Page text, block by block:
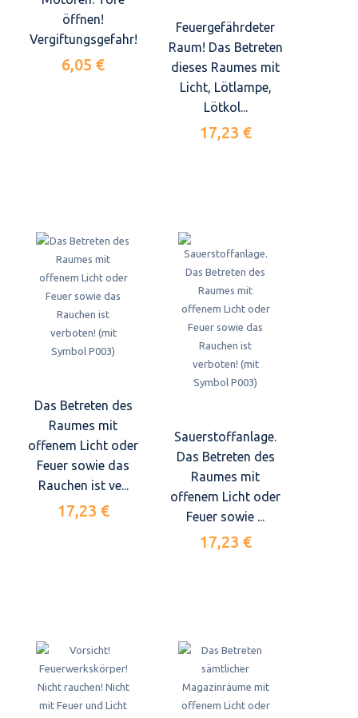
öffnen!
Vergiftungsgefahr!
6,05 €
Feuergefährdeter
Raum! Das Betreten
dieses Raumes mit
Licht, Lötlampe,
Lötkol...
17,23 €
Das Betreten des
Raumes mit
offenem Licht oder
Feuer sowie das
Rauchen ist ve...
17,23 €
Sauerstoffanlage.
Das Betreten des
Raumes mit
offenem Licht oder
Feuer sowie ...
17,23 €